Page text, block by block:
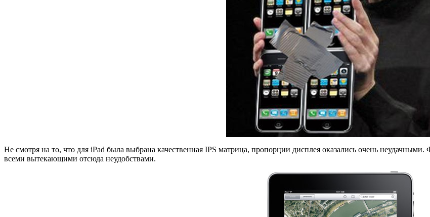
Не смотря на то, что для iPad была выбрана качественная IPS матрица, пропорции дисплея оказались очень
всеми вытекающими отсюда неудобствами.